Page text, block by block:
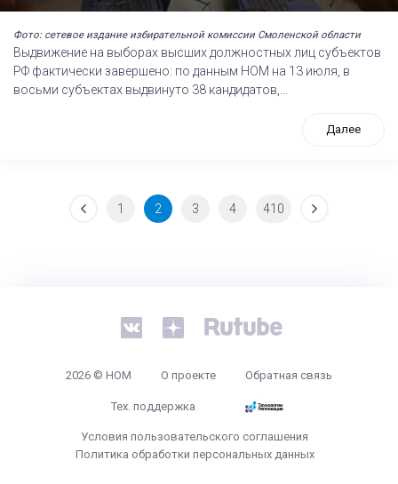
Фото: сетевое издание избирательной комиссии Смоленской области
Выдвижение на выборах высших должностных лиц субъектов
РФ фактически завершено: по данным НОМ на 13 июля, в
восьми субъектах выдвинуто 38 кандидатов,...
Далее
1 2 3 4 410
2026 © НОМ О проекте Обратная связь
Тех. поддержка
Условия пользовательского соглашения
Политика обработки персональных данных